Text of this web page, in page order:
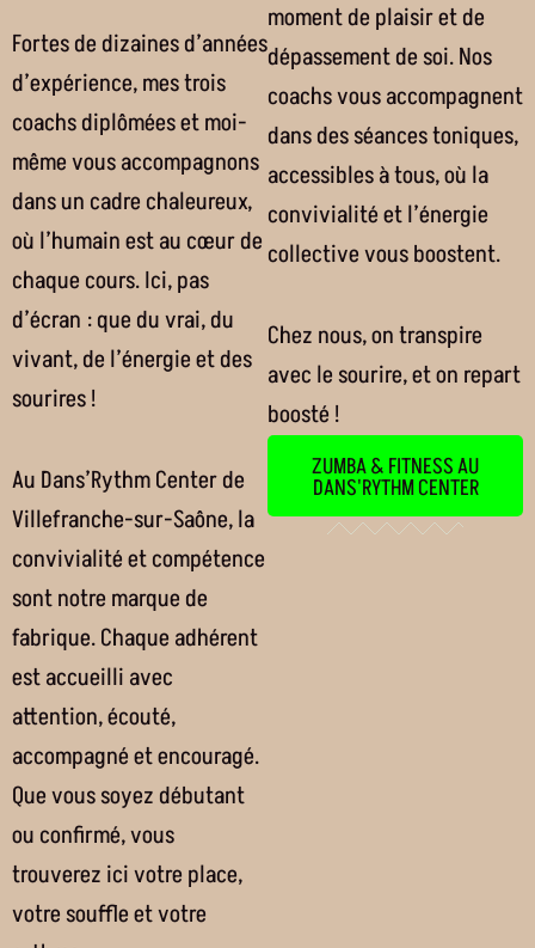
Fortes de dizaines d’années
d’expérience, mes trois
coachs diplômées et moi-
même vous accompagnons
dans un cadre chaleureux,
où l’humain est au cœur de
chaque cours. Ici, pas
d’écran : que du vrai, du
vivant, de l’énergie et des
sourires !
Au Dans’Rythm Center de
Villefranche-sur-Saône, la
convivialité et compétence
sont notre marque de
fabrique. Chaque adhérent
est accueilli avec
attention, écouté,
accompagné et encouragé.
Que vous soyez débutant
ou confirmé, vous
trouverez ici votre place,
votre souffle et votre
moment de plaisir et de
dépassement de soi. Nos
coachs vous accompagnent
dans des séances toniques,
accessibles à tous, où la
convivialité et l’énergie
collective vous boostent.
Chez nous, on transpire
avec le sourire, et on repart
boosté !
ZUMBA & FITNESS AU
DANS'RYTHM CENTER